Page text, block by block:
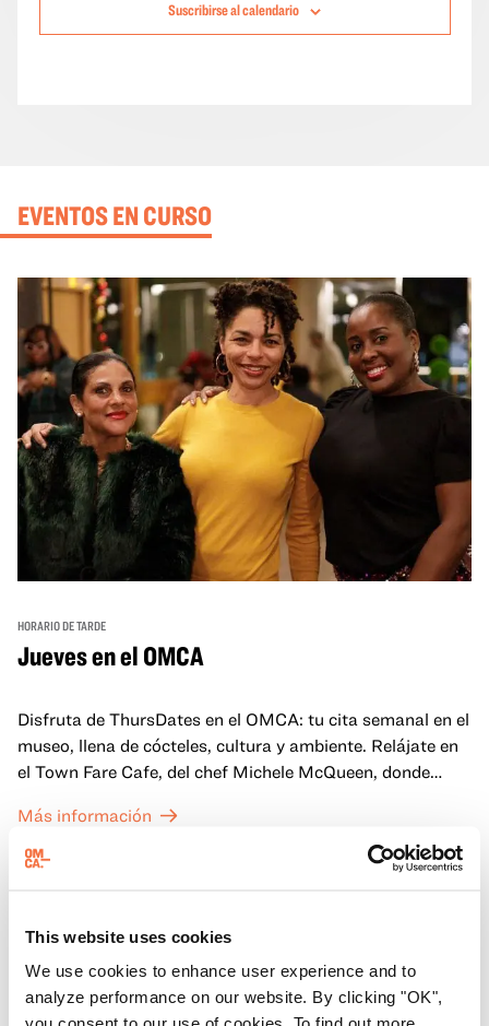
This website uses cookies
We use cookies to enhance user experience and to
analyze performance on our website. By clicking "OK",
Suscribirse al calendario
EVENTOS EN CURSO
HORARIO DE TARDE
Jueves en el OMCA
Disfruta de ThursDates en el OMCA: tu cita semanal en el
museo, llena de cócteles, cultura y ambiente. Relájate en
el Town Fare Cafe, del chef Michele McQueen, donde
fondo, o explora las galerías, que cobran vida por la noche
con una mezcla de actuaciones improvisadas, charlas,
sesiones de dibujo en directo y mucho más... ¡solo para
Más información